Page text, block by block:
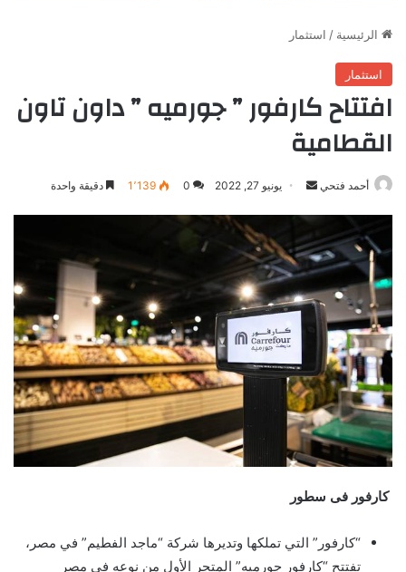
الرئيسية / استثمار
استثمار
افتتاح كارفور ” جورميه ” داون تاون
القطامية
أحمد فتحي
أرسل يونيو 27, 2022 0 1٬139 دقيقة واحدة
كارفور فى سطور
“كارفور” التي تملكها وتديرها شركة “ماجد الفطيم” في مصر،
تفتتح “كارفور جورميه” المتجر الأول من نوعه في مصر